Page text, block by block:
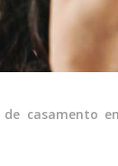
casamento